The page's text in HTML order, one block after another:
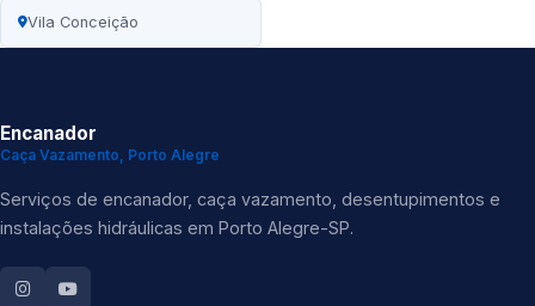
Vila Conceição
Encanador
Caça Vazamento, Porto Alegre
Serviços de encanador, caça vazamento, desentupimentos e
instalações hidráulicas em Porto Alegre-SP.